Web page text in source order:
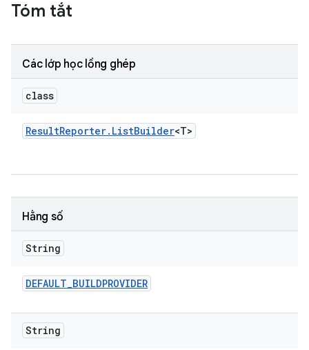
Tóm tắt
Các lớp học lồng ghép
class
ResultReporter. ListBuilder<T>
Hằng số
String
DEFAULT_BUILDPROVIDER
String